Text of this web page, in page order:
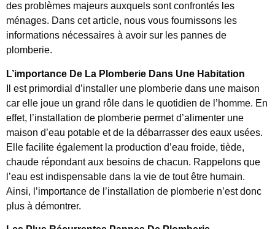
des problèmes majeurs auxquels sont confrontés les
ménages. Dans cet article, nous vous fournissons les
informations nécessaires à avoir sur les pannes de
plomberie.
L’importance De La Plomberie Dans Une Habitation
Il est primordial d’installer une plomberie dans une maison
car elle joue un grand rôle dans le quotidien de l’homme. En
effet, l’installation de plomberie permet d’alimenter une
maison d’eau potable et de la débarrasser des eaux usées.
Elle facilite également la production d’eau froide, tiède,
chaude répondant aux besoins de chacun. Rappelons que
l’eau est indispensable dans la vie de tout être humain.
Ainsi, l’importance de l’installation de plomberie n’est donc
plus à démontrer.